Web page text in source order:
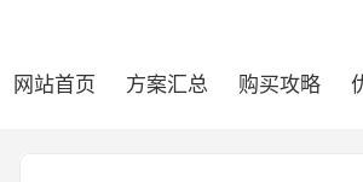
网站首页 方案汇总 购买攻略